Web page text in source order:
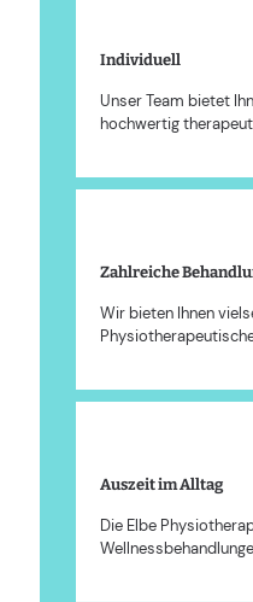
Individuell
Unser Team bietet
hochwertig
Zahlreiche
Wir bieten Ihnen
Auszeit im Alltag
Die Elbe